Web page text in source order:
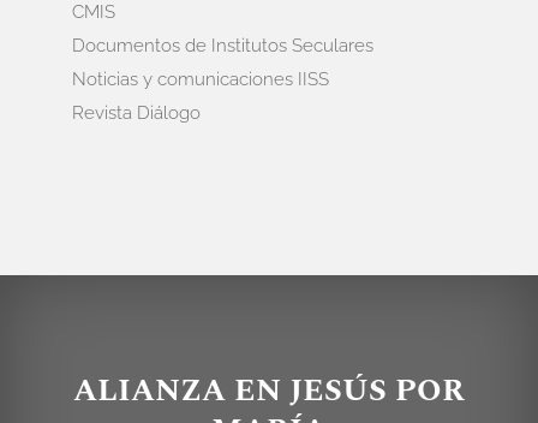
CMIS
Documentos de Institutos Seculares
Noticias y comunicaciones IISS
Revista Diálogo
ALIANZA EN JESÚS POR